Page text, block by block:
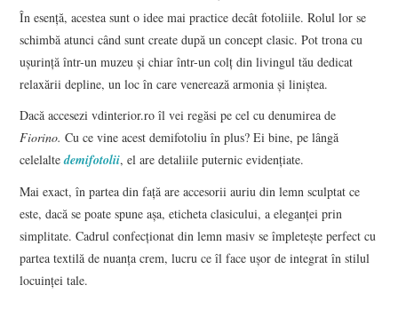
În esență, acestea sunt o idee mai practice decât fotoliile. Rolul lor se
schimbă atunci când sunt create după un concept clasic. Pot trona cu
ușurință într-un muzeu și chiar într-un colț din livingul tău dedicat
relaxării depline, un loc în care venerează armonia și liniștea.
Dacă accesezi vdinterior.ro îl vei regăsi pe cel cu denumirea de
Fiorino.Cu ce vine acest demifotoliu în plus? Ei bine, pe lângă
celelaltedemifotolii, el are detaliile puternic evidențiate.
Mai exact, în partea din față are accesorii auriu din lemn sculptat ce
este, dacă se poate spune așa, eticheta clasicului, a eleganței prin
simplitate. Cadrul confecționat din lemn masiv se împletește perfect cu
partea textilă de nuanța crem, lucru ce îl face ușor de integrat în stilul
locuinței tale.